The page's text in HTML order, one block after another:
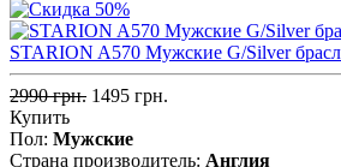
STARION A570 Мужские G/Silver
2990 грн. 1495 грн.
Купить
Пол: Мужские
Страна производитель: Англия